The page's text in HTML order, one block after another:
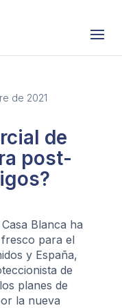
de 2021
de
post-
Blanca ha
para el
y España,
de
planes de
la nueva